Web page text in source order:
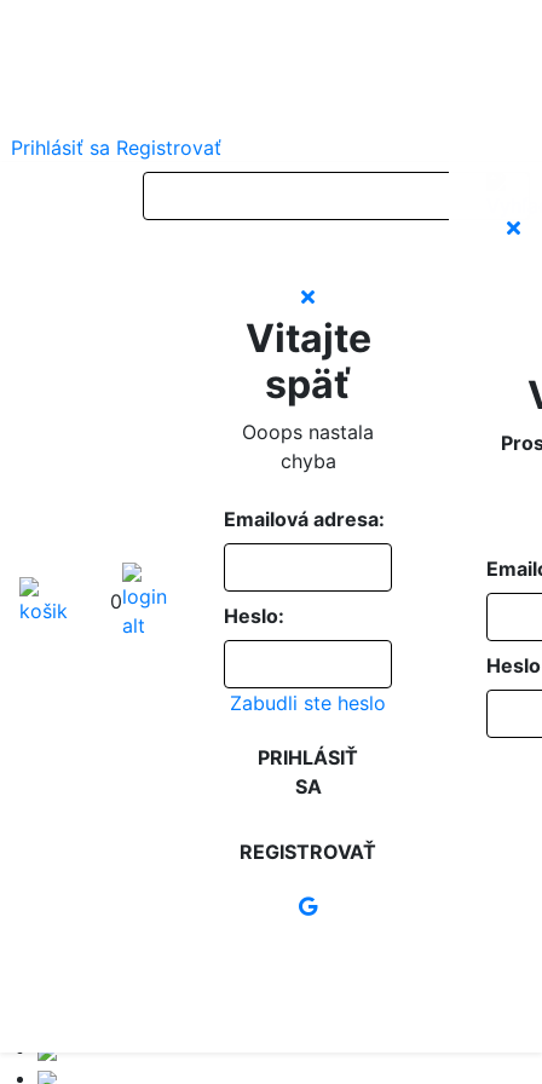
Prihlásiť sa Registrovať
0
Vitajte
späť
Ooops nastala
chyba
Emailová adresa:
Heslo:
Zabudli ste heslo
PRIHLÁSIŤ
SA
REGISTROVAŤ